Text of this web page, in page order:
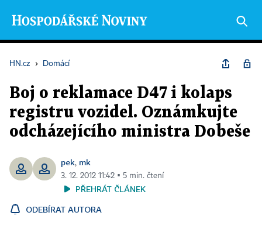
HN.cz › Domácí
Boj o reklamace D47 i kolaps
registru vozidel. Oznámkujte
odcházejícího ministra Dobeše
pek, mk
3. 12. 2012 11:42 ▪ 5 min. čtení
PŘEHRÁT ČLÁNEK
ODEBÍRAT AUTORA